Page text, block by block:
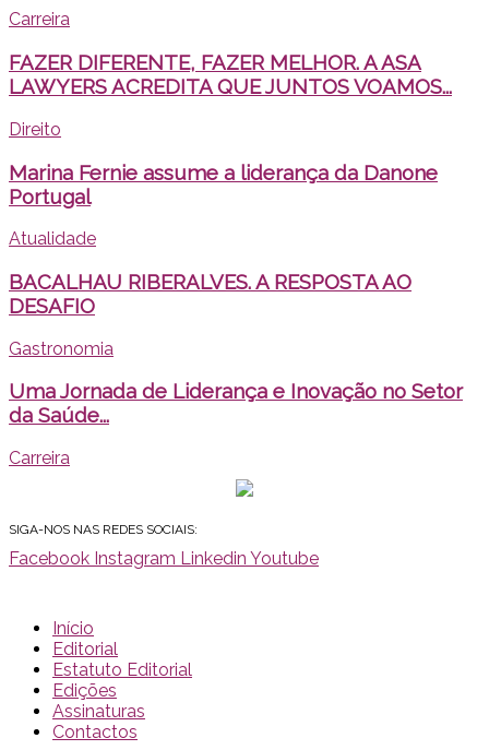
Carreira
FAZER DIFERENTE, FAZER MELHOR. A ASA
LAWYERS ACREDITA QUE JUNTOS VOAMOS...
Direito
Marina Fernie assume a liderança da Danone
Portugal
Atualidade
BACALHAU RIBERALVES. A RESPOSTA AO
DESAFIO
Gastronomia
Uma Jornada de Liderança e Inovação no Setor
da Saúde...
Carreira
SIGA-NOS NAS REDES SOCIAIS:
Facebook Instagram Linkedin Youtube
Início
Editorial
Estatuto Editorial
Edições
Assinaturas
Contactos